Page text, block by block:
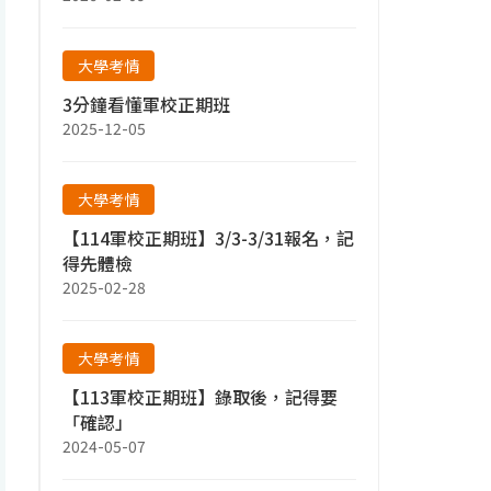
大學考情
3分鐘看懂軍校正期班
2025-12-05
大學考情
【114軍校正期班】3/3-3/31報名，記
得先體檢
2025-02-28
大學考情
【113軍校正期班】錄取後，記得要
「確認」
2024-05-07